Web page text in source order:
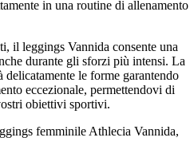
in una routine di allenamento
il leggings Vannida consente una
durante gli sforzi più intensi. La
delicatamente le forme garantendo
eccezionale, permettendovi di
obiettivi sportivi.
femminile Athlecia Vannida,